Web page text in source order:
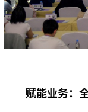
赋能业务：